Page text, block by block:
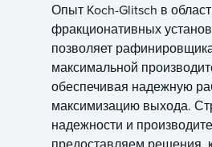
Опыт Koch-Glitsch в
фракционативных
позволяет
максимальной
обеспечивая надежную
максимизацию выхода.
надежности и